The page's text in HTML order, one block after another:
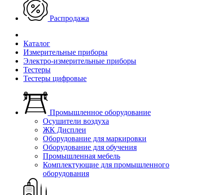
Распродажа
Каталог
Измерительные приборы
Электро-измерительные приборы
Тестеры
Тестеры цифровые
Промышленное оборудование
Осушители воздуха
ЖК Дисплеи
Оборудование для маркировки
Оборудование для обучения
Промышленная мебель
Комплектующие для промышленного
оборудования